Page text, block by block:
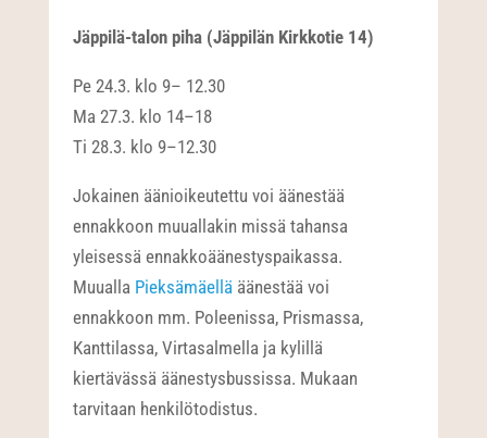
Jäppilä-talon piha (Jäppilän Kirkkotie 14)
Pe 24.3. klo 9– 12.30
Ma 27.3. klo 14–18
Ti 28.3. klo 9–12.30
Jokainen äänioikeutettu voi äänestää
ennakkoon muuallakin missä tahansa
yleisessä ennakkoäänestyspaikassa.
Muualla Pieksämäellä äänestää voi
ennakkoon mm. Poleenissa, Prismassa,
Kanttilassa, Virtasalmella ja kylillä
kiertävässä äänestysbussissa. Mukaan
tarvitaan henkilötodistus.